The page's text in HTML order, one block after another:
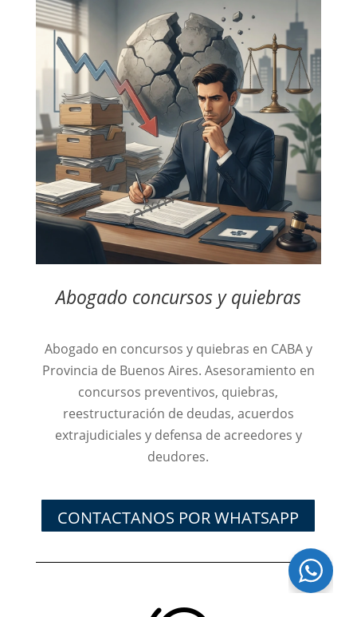
Abogado concursos y quiebras
Abogado en concursos y quiebras en CABA y
Provincia de Buenos Aires. Asesoramiento en
concursos preventivos, quiebras,
reestructuración de deudas, acuerdos
extrajudiciales y defensa de acreedores y
deudores.
CONTACTANOS POR WHATSAPP
¿Necesitas ayuda?